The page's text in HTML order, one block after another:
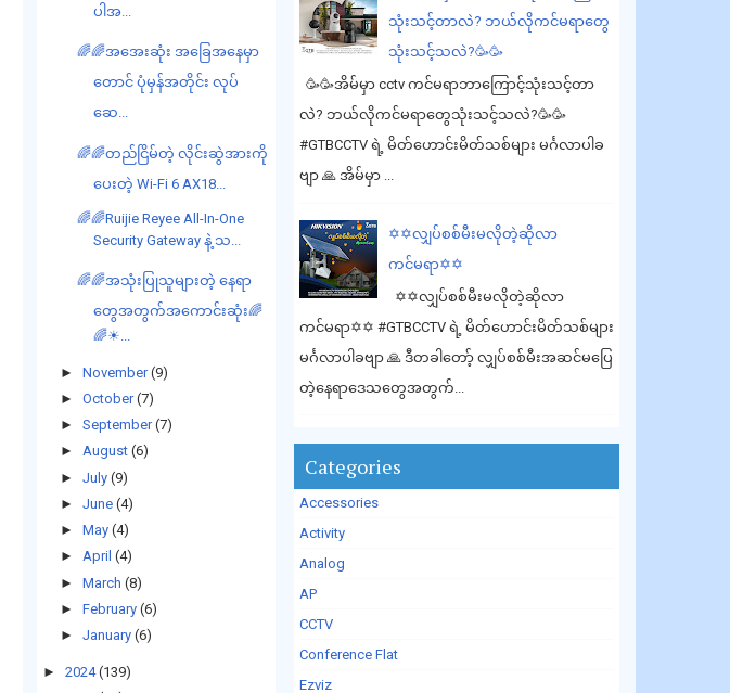
ပါအ...
🌈🌈အအေးဆုံး အခြေအနေမှာ
တောင် ပုံမှန်အတိုင်း လုပ်
ဆေ...
🌈🌈တည်ငြိမ်တဲ့ လိုင်းဆွဲအားကို
ပေးတဲ့ Wi-Fi 6 AX18...
🌈🌈Ruijie Reyee All-In-One
Security Gateway နဲ့ သ...
🌈🌈အသုံးပြုသူများတဲ့ နေရာ
တွေအတွက်အကောင်းဆုံး🌈
🌈☀...
► November (9)
► October (7)
► September (7)
► August (6)
► July (9)
► June (4)
► May (4)
► April (4)
► March (8)
► February (6)
► January (6)
► 2024 (139)
သုံးသင့်တာလဲ? ဘယ်လိုကင်မရာတွေ
သုံးသင့်သလဲ?🥳🥳
🥳🥳အိမ်မှာ cctv ကင်မရာဘာကြောင့်သုံးသင့်တာ
လဲ? ဘယ်လိုကင်မရာတွေသုံးသင့်သလဲ?🥳🥳
#GTBCCTV ရဲ့ မိတ်ဟောင်းမိတ်သစ်များ မင်္ဂလာပါခ
ဗျာ 🙏 အိမ်မှာ ...
✡️✡️လျှပ်စစ်မီးမလိုတဲ့ဆိုလာ
ကင်မရာ✡️✡️
✡️✡️လျှပ်စစ်မီးမလိုတဲ့ဆိုလာ
ကင်မရာ✡️✡️ #GTBCCTV ရဲ့ မိတ်ဟောင်းမိတ်သစ်များ
မင်္ဂလာပါခဗျာ 🙏 ဒီတခါတော့် လျှပ်စစ်မီးအဆင်မပြေ
တဲ့နေရာဒေသတွေအတွက်...
Categories
Accessories
Activity
Analog
AP
CCTV
Conference Flat
Ezviz